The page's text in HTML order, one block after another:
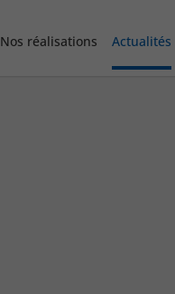
Nos réalisations Actualités